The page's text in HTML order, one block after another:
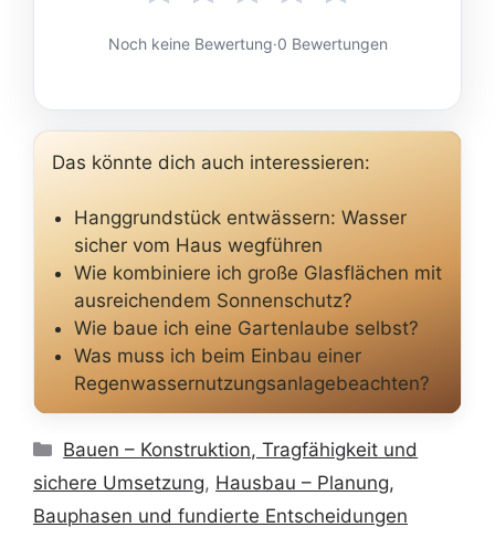
Noch keine Bewertung·0 Bewertungen
Das könnte dich auch interessieren:
Hanggrundstück entwässern: Wasser
sicher vom Haus wegführen
Wie kombiniere ich große Glasflächen mit
ausreichendem Sonnenschutz?
Wie baue ich eine Gartenlaube selbst?
Was muss ich beim Einbau einer
Regenwassernutzungsanlagebeachten?
Kategorien
Bauen – Konstruktion, Tragfähigkeit und
sichere Umsetzung, Hausbau – Planung,
Bauphasen und fundierte Entscheidungen